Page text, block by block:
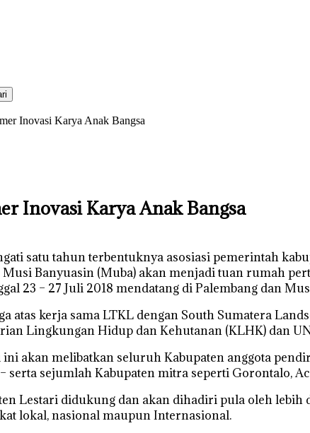
Inovasi Karya Anak Bangsa
Inovasi Karya Anak Bangsa
satu tahun terbentuknya asosiasi pemerintah
Musi Banyuasin (Muba) akan menjadi tuan rumah
23 – 27 Juli 2018 mendatang di Palembang dan
atas kerja sama LTKL dengan South Sumatera
Lingkungan Hidup dan Kehutanan (KLHK) dan
akan melibatkan seluruh Kabupaten anggota
serta sejumlah Kabupaten mitra seperti Gorontalo,
Lestari didukung dan akan dihadiri pula oleh
lokal, nasional maupun Internasional.